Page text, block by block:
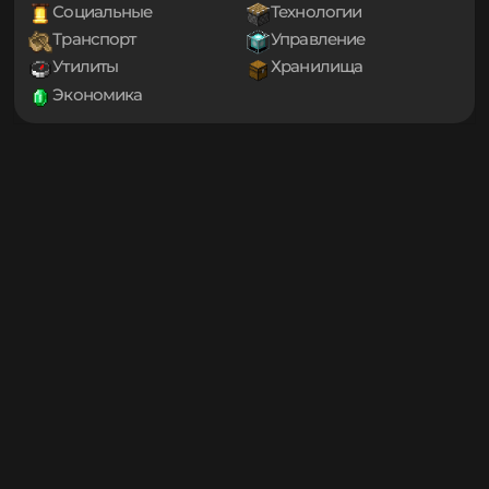
1.20
1.19.4
1.19.3
1.19.2
1.19.1
Декорации Еда
Игровые механики Магия